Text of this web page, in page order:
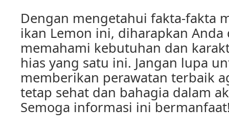
Dengan mengetahui fakta-fakta
ikan Lemon ini, diharapkan
memahami kebutuhan dan
hias yang satu ini. Jangan lupa
memberikan perawatan terbaik
tetap sehat dan bahagia dalam
Semoga informasi ini